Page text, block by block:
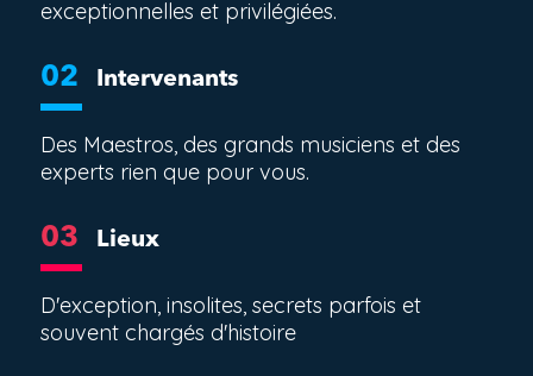
exceptionnelles et privilégiées.
02 Intervenants
Des Maestros, des grands musiciens et des
experts rien que pour vous.
03 Lieux
D'exception, insolites, secrets parfois et
souvent chargés d'histoire